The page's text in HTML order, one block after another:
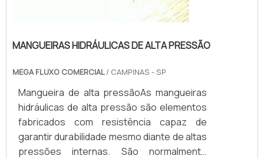
MANGUEIRAS HIDRÁULICAS DE ALTA PRESSÃO
MEGA FLUXO COMERCIAL/ CAMPINAS - SP
Mangueira de alta pressãoAs mangueiras
hidráulicas de alta pressão são elementos
fabricados com resistência capaz de
garantir durabilidade mesmo diante de altas
pressões internas. São normalmente